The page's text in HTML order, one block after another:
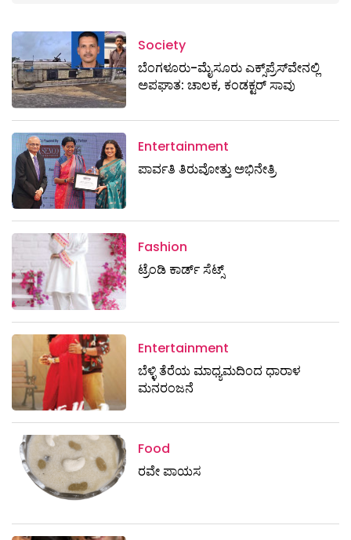
Society
ಬೆಂಗಳೂರು-ಮೈಸೂರು ಎಕ್ಸ್​ಪ್ರೆಸ್‌ವೇನಲ್ಲಿ
ಅಪಘಾತ: ಚಾಲಕ, ಕಂಡಕ್ಟರ್ ಸಾವು
Entertainment
ಪಾರ್ವತಿ ತಿರುವೋತ್ತು ಅಭಿನೇತ್ರಿ
Fashion
ಟ್ರೆಂಡಿ ಕಾರ್ಡ್‌ ಸೆಟ್ಸ್
Entertainment
ಬೆಳ್ಳಿ ತೆರೆಯ ಮಾಧ್ಯಮದಿಂದ ಧಾರಾಳ
ಮನರಂಜನೆ
Food
ರವೇ ಪಾಯಸ